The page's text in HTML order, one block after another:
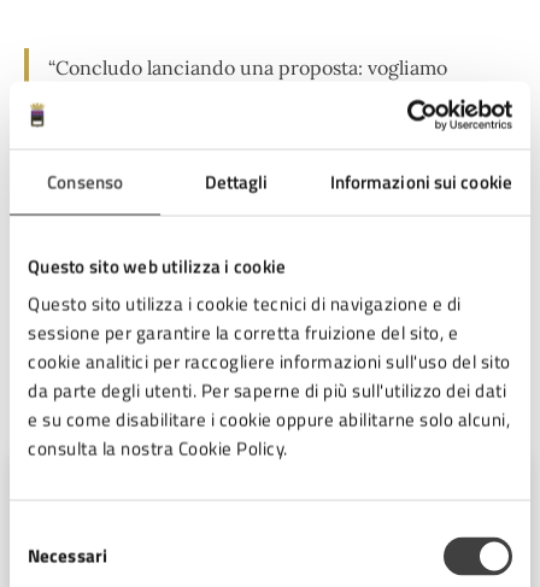
Consenso Dettagli Informazioni sui cookie
Questo sito web utilizza i cookie
Questo sito utilizza i cookie tecnici di navigazione e di
sessione per garantire la corretta fruizione del sito, e
cookie analitici per raccogliere informazioni sull'uso del sito
da parte degli utenti. Per saperne di più sull'utilizzo dei dati
e su come disabilitare i cookie oppure abilitarne solo alcuni,
consulta la nostra Cookie Policy.
delNecessari
“Concludo lanciando una proposta: vogliamo
davvero rafforzare la sicurezza partendo dal
Governo nazionale? Riconosciamo che le Polizie
altro? Allora si dia un reale supporto ai Comuni
istituendo un Fondo nazionale per le Polizie Locali
potenziamento dell’organico rispettando le
esigenze dei singoli territori”, conclude.
A cura di
Piazza del Popolo 10, Cesena (FC),
47521